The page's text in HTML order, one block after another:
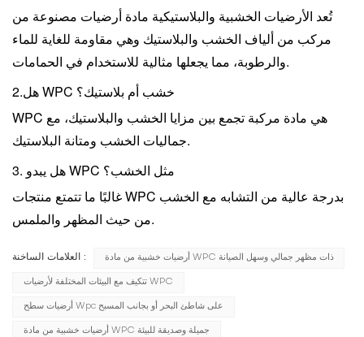
تُعد الأرضيات الخشبية والبلاستيكية مادة أرضيات مصنوعة من
مركب من ألياف الخشب والبلاستيك وهي مقاومة للغاية للماء
والرطوبة، مما يجعلها مثالية للاستخدام في الحمامات.
2.
هل WPC خشب أم بلاستيك؟
WPC هي مادة مركبة تجمع بين مزايا الخشب والبلاستيك، مع
جماليات الخشب ومتانة البلاستيك.
3. هل يبدو WPC مثل الخشب؟
غالبًا ما تتمتع منتجات WPC بدرجة عالية من التشابه مع الخشب
من حيث المظهر والملمس.
العلامات الساخنة : أرضيات خشبية من مادة WPC ذات مظهر جمالي وسهل الصيانة
تتكيف مع البيئات المختلفة لأرضيات WPC
أرضيات سطح Wpc على شاطئ البحر أو بجانب المسبح
أرضيات خشبية من مادة WPC جميلة وصديقة للبيئة